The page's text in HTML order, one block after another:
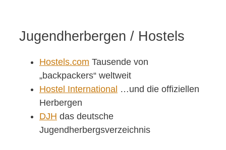
Jugendherbergen / Hostels
Hostels.com Tausende von
„backpackers“ weltweit
Hostel International …und die offiziellen
Herbergen
DJH das deutsche
Jugendherbergsverzeichnis